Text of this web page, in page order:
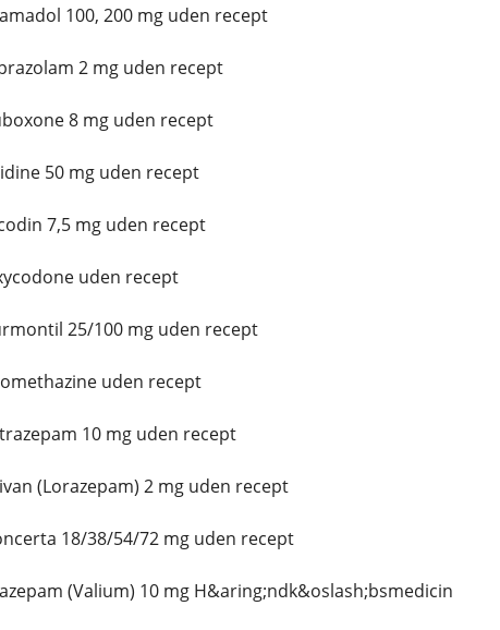
100, 200 mg uden recept
2 mg uden recept
8 mg uden recept
50 mg uden recept
7,5 mg uden recept
uden recept
25/100 mg uden recept
uden recept
10 mg uden recept
(Lorazepam) 2 mg uden recept
18/38/54/72 mg uden recept
(Valium) 10 mg H&aring;ndk&oslash;bsmedicin